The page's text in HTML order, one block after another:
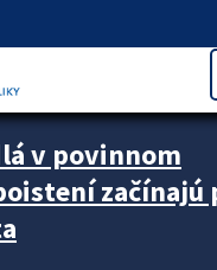
upútavok
v povinnom